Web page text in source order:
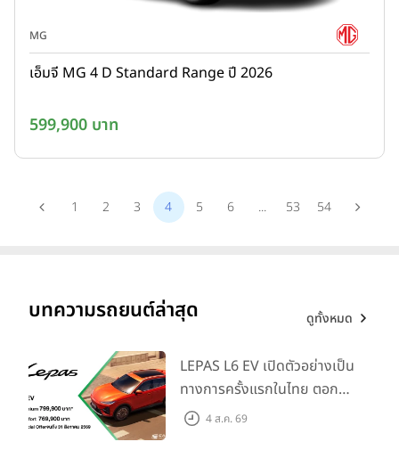
MG
เอ็มจี MG 4 D Standard Range ปี 2026
599,900 บาท
1 2 3 4 5 6 ... 53 54
บทความรถยนต์ล่าสุด ดูทั้งหมด
LEPAS L6 EV เปิดตัวอย่างเป็น
ทางการครั้งแรกในไทย ตอกย้ำ
วิสัยทัศน์ “Drive Your
4 ส.ค. 69